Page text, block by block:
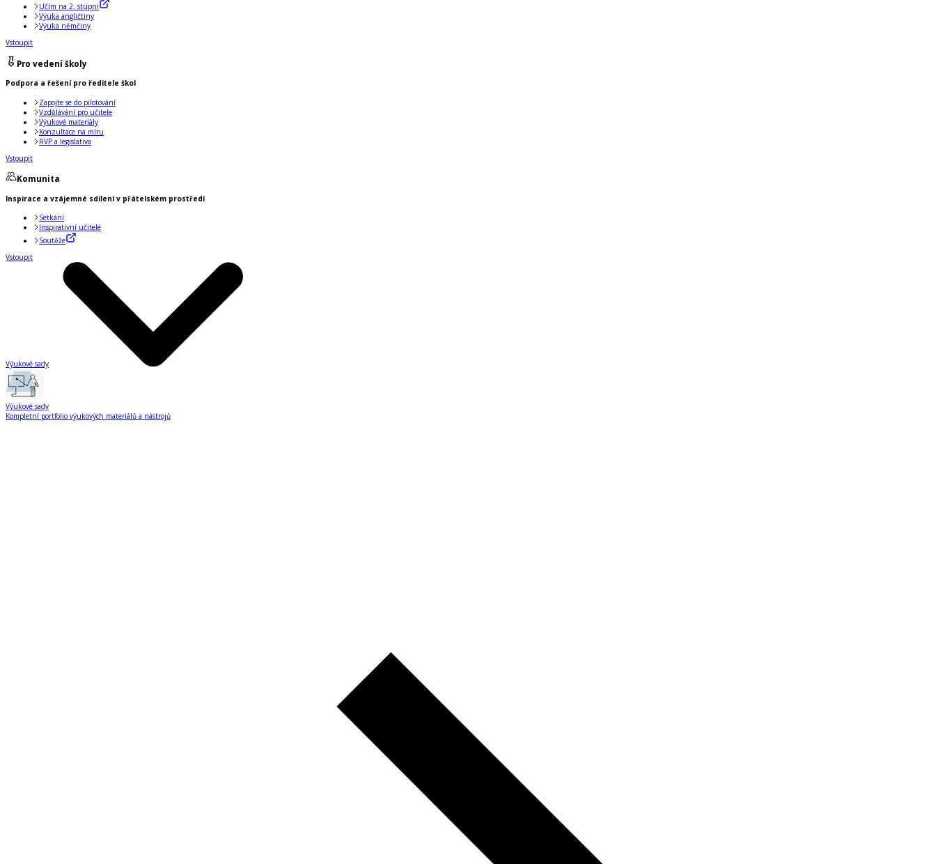
Učím na 2. stupni
Výuka angličtiny
Výuka němčiny
Vstoupit
Pro vedení školy
Podpora a řešení pro ředitele škol
Zapojte se do pilotování
Vzdělávání pro učitele
Výukové materiály
Konzultace na míru
RVP a legislativa
Vstoupit
Komunita
Inspirace a vzájemné sdílení v přátelském prostředí
Setkání
Inspirativní učitelé
Soutěže
Vstoupit
Výukové sady
Výukové sady
Kompletní portfolio výukových materiálů a nástrojů